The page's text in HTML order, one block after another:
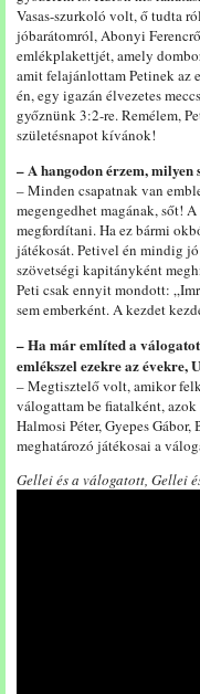
Vasas-szurkoló volt, ő tudta
jóbarátomról, Abonyi
emlékplakettjét, amely
amit felajánlottam Petinek az
én, egy igazán élvezetes
győznünk 3:2-re. Remélem,
születésnapot kívánok!
– A hangodon érzem,
– Minden csapatnak van
megengedhet magának, sőt!
megfordítani. Ha ez bármi
játékosát. Petivel én mindig
szövetségi kapitányként
Peti csak ennyit mondott:
sem emberként. A kezdet
– Ha már említed a
emlékszel ezekre az évekre,
– Megtisztelő volt, amikor
válogattam be fiatalként,
Halmosi Péter, Gyepes
meghatározó játékosai a
Gellei és a válogatott, Gellei